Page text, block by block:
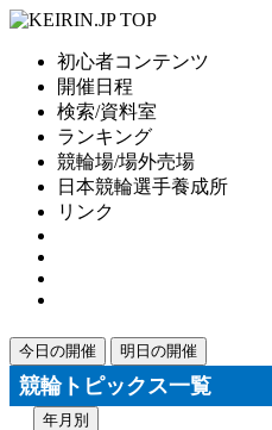
初心者コンテンツ
開催日程
検索/資料室
ランキング
競輪場/場外売場
日本競輪選手養成所
リンク
今日の開催 明日の開催
競輪トピックス一覧
年月別